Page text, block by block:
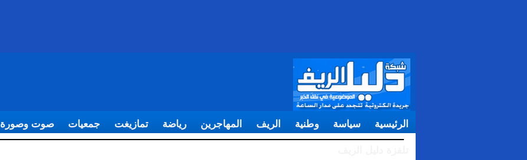
الرئيسية سياسة وطنية الريف المهاجرين رياضة تمازيغت جمعيات صوت وصورة